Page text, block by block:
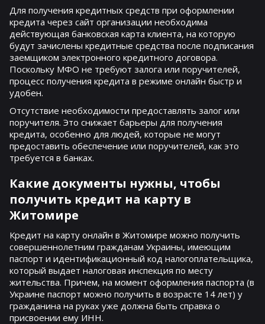
Для получения кредитных средств при оформлении
кредита через сайт организации необходима
действующая банковская карта клиента, на которую
будут зачислены кредитные средства после подписания
заемщиком электронного кредитного договора.
Поскольку МФО не требуют залога или поручителей,
процесс получения кредита в режиме онлайн быстр и
удобен.
Отсутствие необходимости предоставлять залог или
поручителя. Это снижает барьеры для получения
кредита, особенно для людей, которые не могут
предоставить обеспечение или поручителей, как это
требуется в банках.
Какие документы нужны, чтобы
получить кредит на карту в
Житомире
Кредит на карту онлайн в Житомире можно получить
совершеннолетним гражданам Украины, имеющим
паспорт и идентификационный код налогоплательщика,
который выдает налоговая инспекция по месту
жительства. Причем, на момент оформления паспорта (в
Украине паспорт можно получить в возрасте 14 лет) у
гражданина на руках уже должна быть справка о
присвоении ему ИНН.